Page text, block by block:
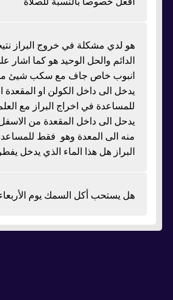
هو لدي مشكلة في خروج البراز
الدائم والحل الوحيد هو كما
انبوب خاص جاف مع سكب شيئ من
يدخل الى داخل الكولن او المقعدة
للمساعدة في اخراج البراز مع
يدحل الى داخل المقعدة من
منه الى المعدة وهو فقط
البراز هل هذا الماء الذي يدخل
هل يستحب أكل السمك يوم